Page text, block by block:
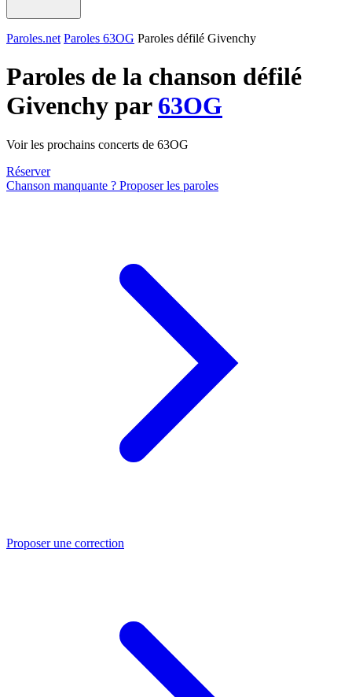
Paroles.net Paroles 63OG Paroles défilé Givenchy
Paroles de la chanson défilé
Givenchy par 63OG
Voir les prochains concerts de 63OG
Réserver
Chanson manquante ? Proposer les paroles
Proposer une correction